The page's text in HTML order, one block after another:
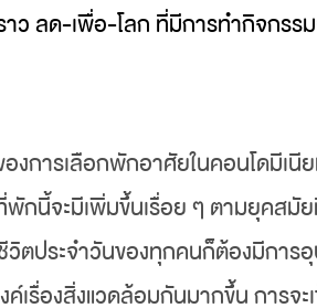
าว ลด-เพื่อ-โลก ที่มีการทำกิจกร
งการเลือกพักอาศัยในคอนโดมีเ
กนี้จะมีเพิ่มขึ้นเรื่อย ๆ ตามยุคสมั
วิตประจำวันของทุกคนก็ต้องมีกา
เรื่องสิ่งแวดล้อมกันมากขึ้น การจะ